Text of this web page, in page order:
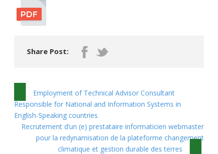
Share Post:
Employment of Technical Advisor Consultant
Responsible for National and Information Systems in
English-Speaking countries
Recrutement d’un (e) prestataire informaticien webmaster
pour la redynamisation de la plateforme changement
climatique et gestion durable des terres